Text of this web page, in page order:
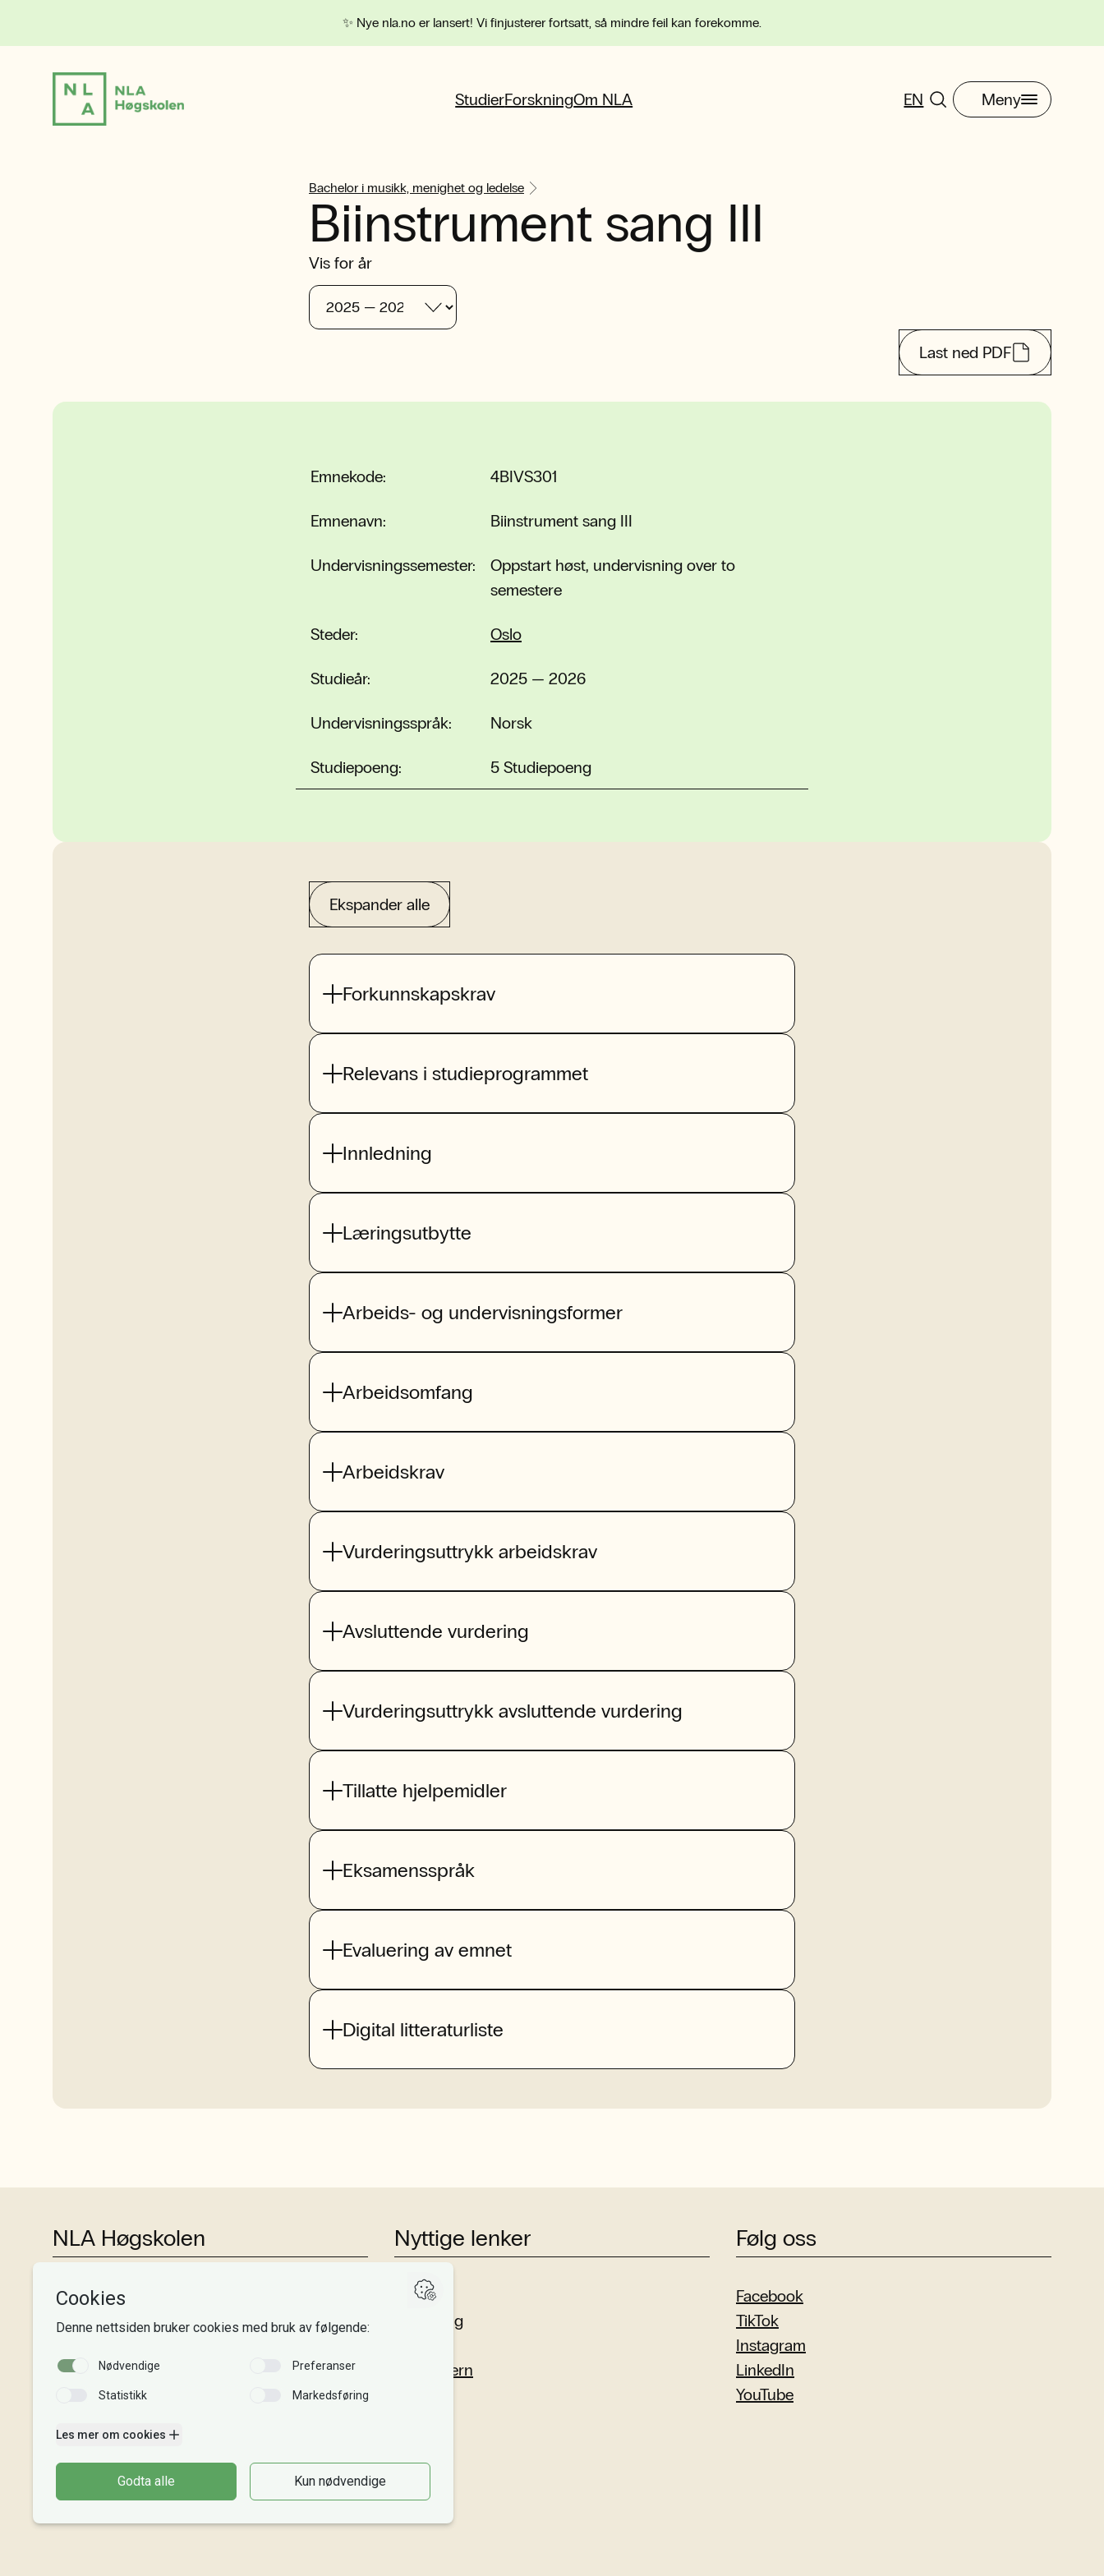
✨ Nye nla.no er lansert! Vi finjusterer fortsatt, så mindre feil kan forekomme.
StudierForskningOm NLA EN Meny
Bachelor i musikk, menighet og ledelse
Biinstrument sang III
Vis for år
Last ned PDF
Emnekode: 4BIVS301
Emnenavn: Biinstrument sang III
Undervisningssemester:
Oppstart høst, undervisning over to
semestere
Steder: Oslo
Studieår: 2025 — 2026
Undervisningsspråk: Norsk
Studiepoeng: 5 Studiepoeng
Ekspander alle
Forkunnskapskrav
Relevans i studieprogrammet
Innledning
Læringsutbytte
Arbeids- og undervisningsformer
Arbeidsomfang
Arbeidskrav
Vurderingsuttrykk arbeidskrav
Avsluttende vurdering
Vurderingsuttrykk avsluttende vurdering
Tillatte hjelpemidler
Eksamensspråk
Evaluering av emnet
Digital litteraturliste
NLA Høgskolen
Tlf:+47 55 54 07 00
Send epost
Organisasjonsnr. 995 189 186
Kontonummer: 3000 48 00008
Vipps: 20913
Faktura til NLA
Intranett
Nyttige lenker
Studier
Forskning
Personvern
Følg oss
Facebook
TikTok
Instagram
LinkedIn
YouTube